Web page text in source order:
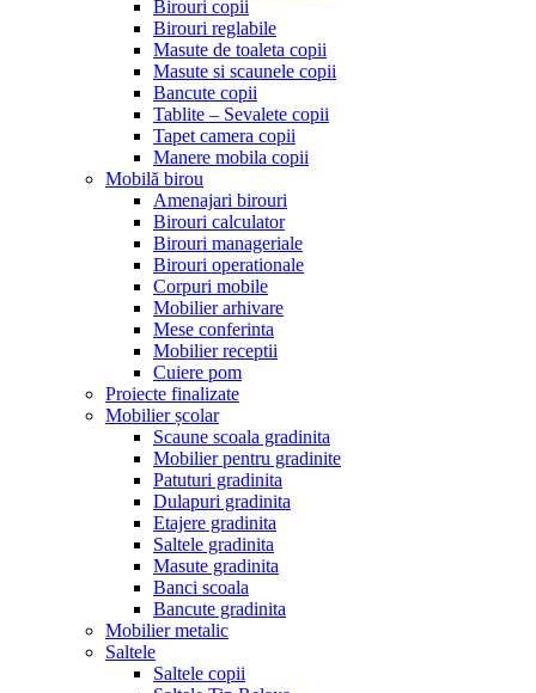
Birouri copii
Birouri reglabile
Masute de toaleta copii
Masute si scaunele copii
Bancute copii
Tablite – Sevalete copii
Tapet camera copii
Manere mobila copii
Mobilă birou
Amenajari birouri
Birouri calculator
Birouri manageriale
Birouri operationale
Corpuri mobile
Mobilier arhivare
Mese conferinta
Mobilier receptii
Cuiere pom
Proiecte finalizate
Mobilier școlar
Scaune scoala gradinita
Mobilier pentru gradinite
Patuturi gradinita
Dulapuri gradinita
Etajere gradinita
Saltele gradinita
Masute gradinita
Banci scoala
Bancute gradinita
Mobilier metalic
Saltele
Saltele copii